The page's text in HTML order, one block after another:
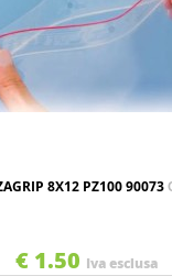
8X12 PZ100 90073
€ 1.50 Iva esclusa